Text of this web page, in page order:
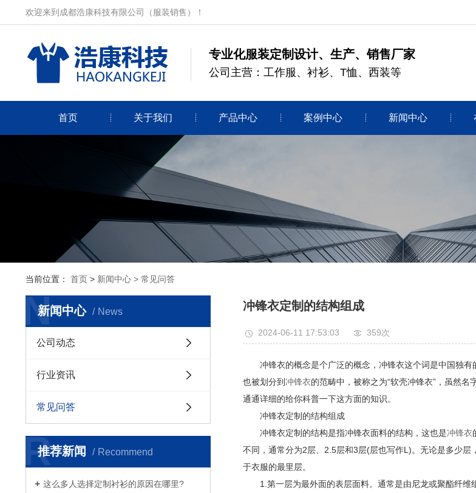
欢迎来到成都浩康科技有限公司（服装销售）！
专业化服装定制设计、生产、销售厂家
公司主营：工作服、衬衫、T恤、西装等
首页 关于我们 产品中心 案例中心 新闻中心
当前位置： 首页 > 新闻中心 > 常见问答
新闻中心 News
N
公司动态
行业资讯
常见问答
推荐新闻 Recommend
R
这么多人选择定制衬衫的原因在哪里?
冲锋衣定制的结构组成
2024-06-11 17:53:03 359次
冲锋衣的概念是个广泛的概念，冲锋衣这个词是中国独有
也被划分到冲锋衣的范畴中，被称之为“软壳冲锋衣”，虽然
通通详细的给你科普一下这方面的知识。
冲锋衣定制的结构组成
冲锋衣定制的结构是指冲锋衣面料的结构，这也是冲锋衣
不同，通常分为2层、2.5层和3层(层也写作L)。无论是多少
于衣服的最里层。
1.第一层为最外面的表层面料。通常是由尼龙或聚酯纤维